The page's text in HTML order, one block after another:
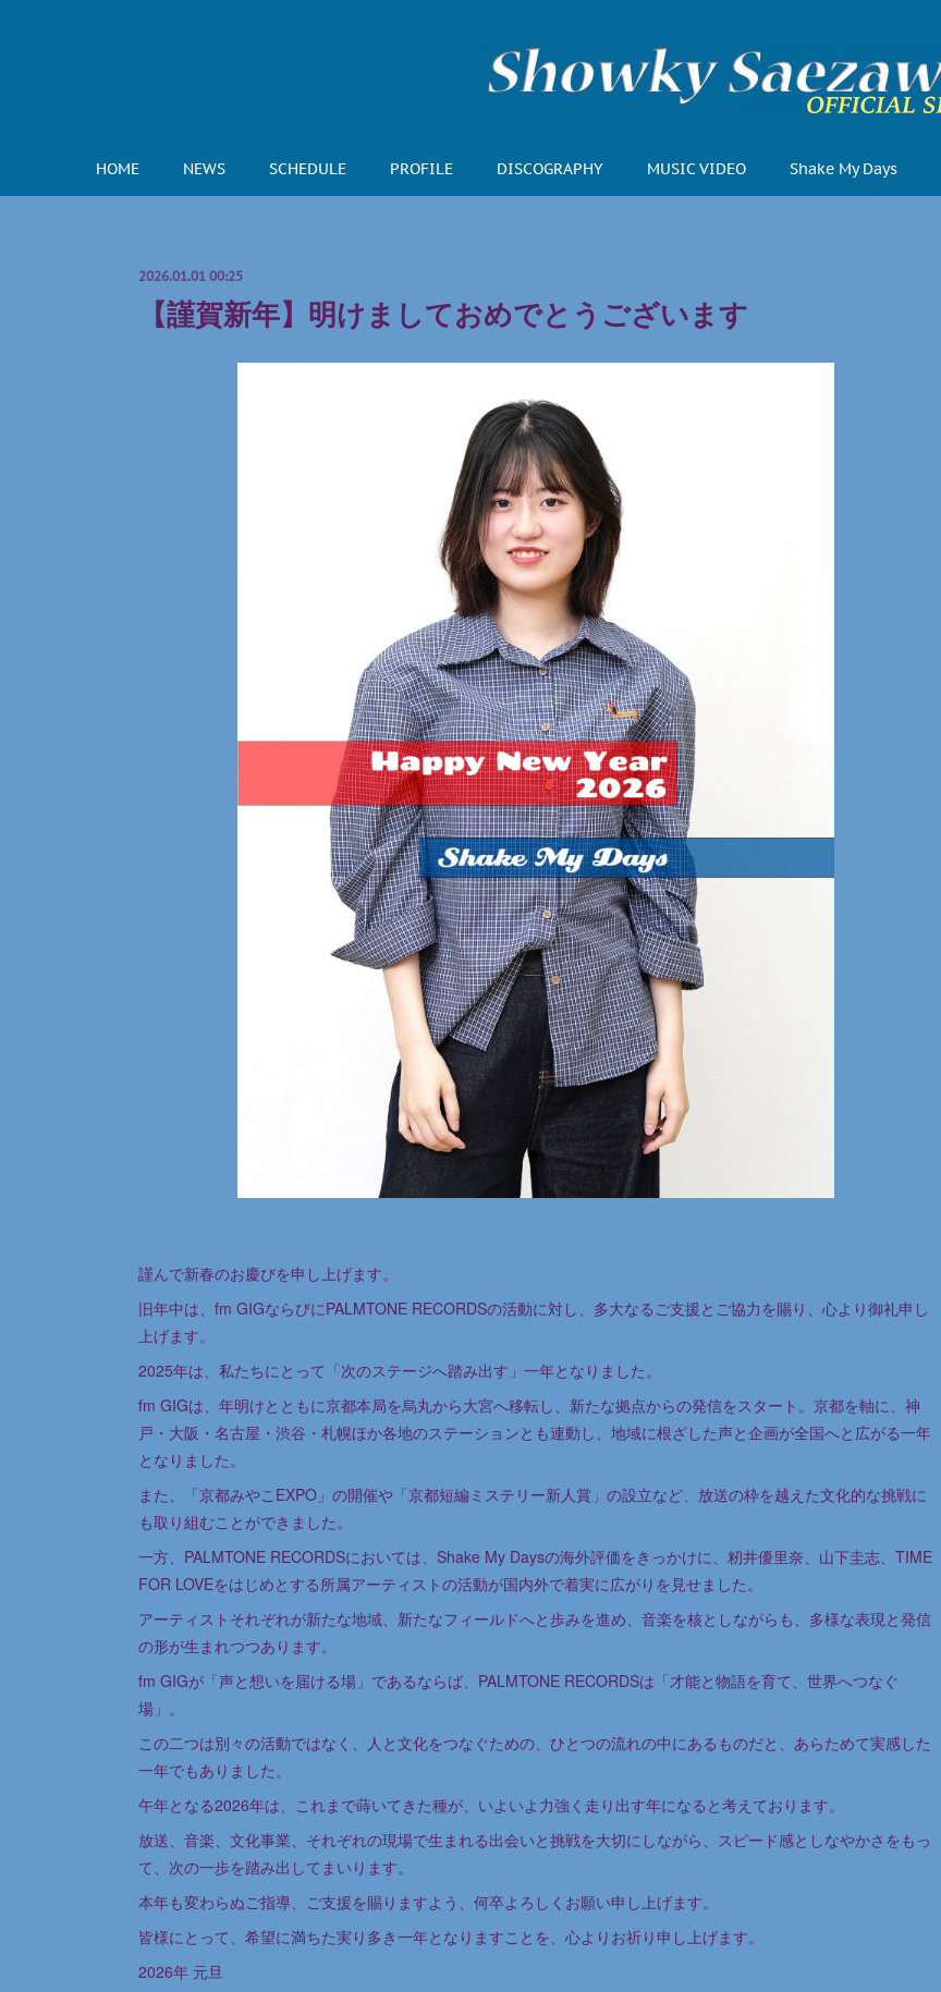
HOME NEWS SCHEDULE PROFILE DISCOGRAPHY MUSIC VIDEO Shake My Days
2026.01.01 00:25
【謹賀新年】明けましておめでとうございます
謹んで新春のお慶びを申し上げます。
旧年中は、fm GIGならびにPALMTONE RECORDSの活動に対し、多大なるご支援とご協力を賜り、心より御礼申し
上げます。
2025年は、私たちにとって「次のステージへ踏み出す」一年となりました。
fm GIGは、年明けとともに京都本局を烏丸から大宮へ移転し、新たな拠点からの発信をスタート。京都を軸に、神
戸・大阪・名古屋・渋谷・札幌ほか各地のステーションとも連動し、地域に根ざした声と企画が全国へと広がる一年
となりました。
また、「京都みやこEXPO」の開催や「京都短編ミステリー新人賞」の設立など、放送の枠を越えた文化的な挑戦に
も取り組むことができました。
一方、PALMTONE RECORDSにおいては、Shake My Daysの海外評価をきっかけに、籾井優里奈、山下圭志、TIME
FOR LOVEをはじめとする所属アーティストの活動が国内外で着実に広がりを見せました。
アーティストそれぞれが新たな地域、新たなフィールドへと歩みを進め、音楽を核としながらも、多様な表現と発信
の形が生まれつつあります。
fm GIGが「声と想いを届ける場」であるならば、PALMTONE RECORDSは「才能と物語を育て、世界へつなぐ
場」。
この二つは別々の活動ではなく、人と文化をつなぐための、ひとつの流れの中にあるものだと、あらためて実感した
一年でもありました。
午年となる2026年は、これまで蒔いてきた種が、いよいよ力強く走り出す年になると考えております。
放送、音楽、文化事業、それぞれの現場で生まれる出会いと挑戦を大切にしながら、スピード感としなやかさをもっ
て、次の一歩を踏み出してまいります。
本年も変わらぬご指導、ご支援を賜りますよう、何卒よろしくお願い申し上げます。
皆様にとって、希望に満ちた実り多き一年となりますことを、心よりお祈り申し上げます。
2026年 元旦